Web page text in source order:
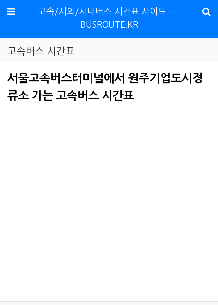
메뉴
고속/시외/시내버스 시간표 사이트 -
BUSROUTE.KR
고속버스 시간표
서울고속버스터미널에서 원주기업도시정
류소 가는 고속버스 시간표